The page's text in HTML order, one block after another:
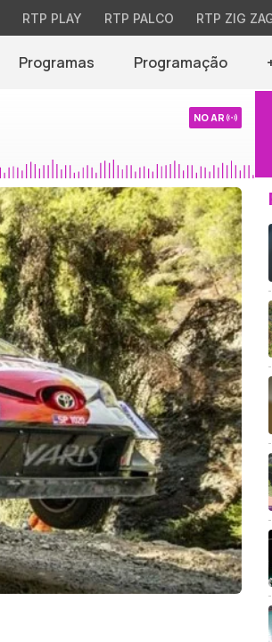
RTP PLAY RTP PALCO RTP ZIG
Programas Programação
NO AR